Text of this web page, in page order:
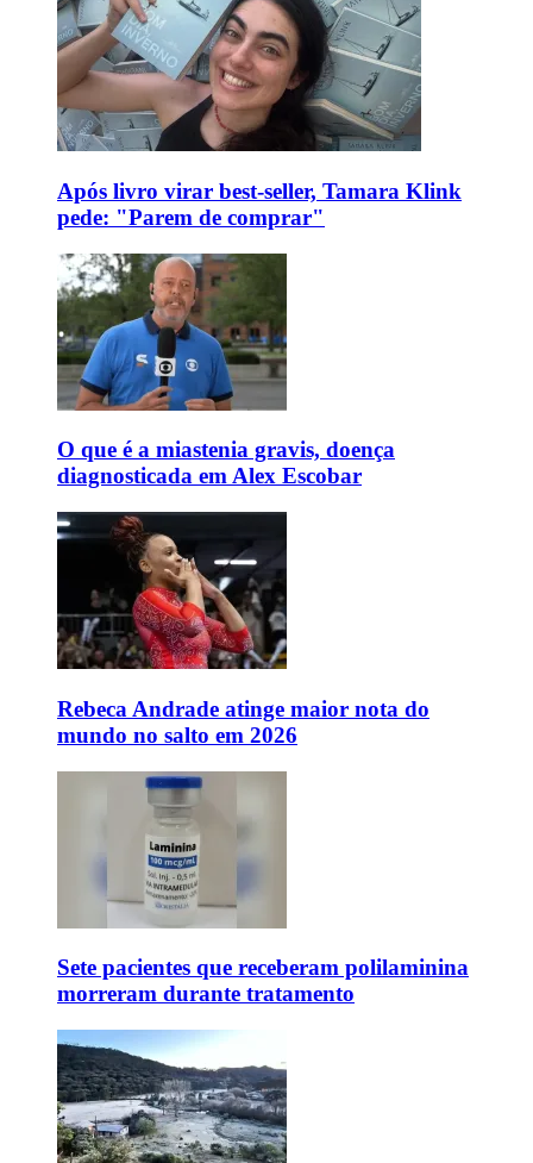
Após livro virar best-seller, Tamara Klink
pede: "Parem de comprar"
O que é a miastenia gravis, doença
diagnosticada em Alex Escobar
Rebeca Andrade atinge maior nota do
mundo no salto em 2026
Sete pacientes que receberam polilaminina
morreram durante tratamento